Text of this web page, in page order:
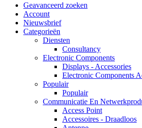
Geavanceerd zoeken
Account
Nieuwsbrief
Categorieën
Diensten
Consultancy
Electronic Components
Displays - Accessories
Electronic Components
Populair
Populair
Communicatie En
Access Point
Accessoires - Draadloos